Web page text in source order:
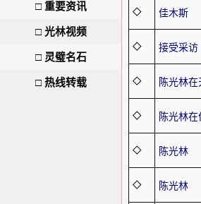
□ 重要资讯
□ 光林视频
□ 灵璧名石
□ 热线转载
◇ 佳木斯
◇ 接受采访
◇ 陈光林在
◇ 陈光林在
◇ 陈光林
◇ 陈光林